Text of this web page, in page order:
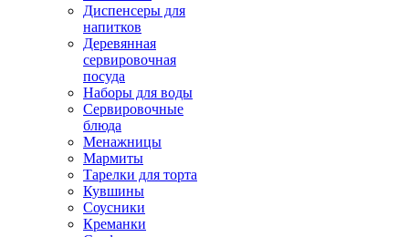
Диспенсеры для
напитков
Деревянная
сервировочная
посуда
Наборы для воды
Сервировочные
блюда
Менажницы
Мармиты
Тарелки для торта
Кувшины
Соусники
Креманки